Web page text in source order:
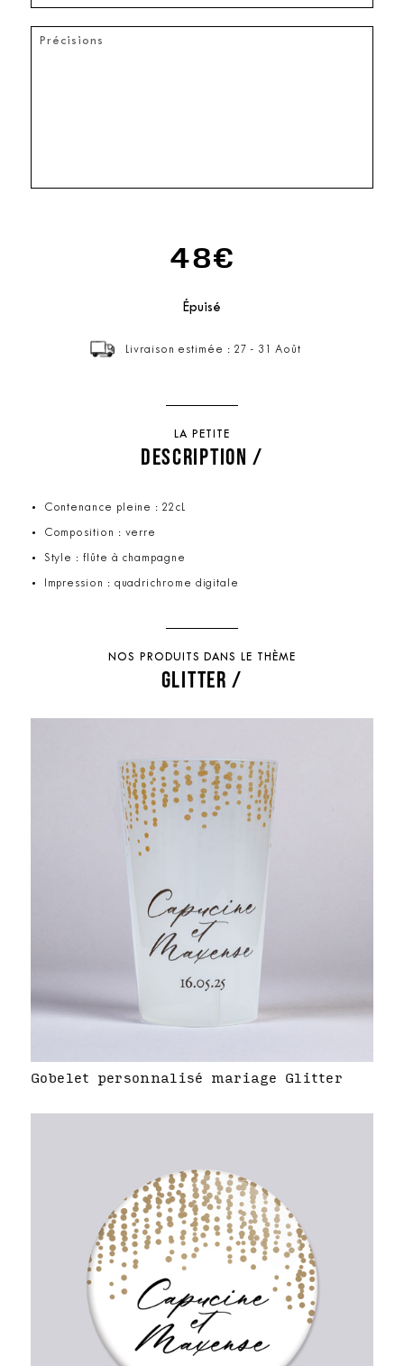
48€
Épuisé
Livraison estimée : 27 - 31 Août
LA PETITE
DESCRIPTION /
Contenance pleine : 22cL
Composition : verre
Style : flûte à champagne
Impression : quadrichrome digitale
NOS PRODUITS DANS LE THÈME
GLITTER /
Gobelet personnalisé mariage Glitter